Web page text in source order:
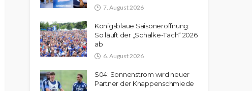
7. August 2026
Königsblaue Saisoneröffnung:
So läuft der „Schalke-Tach“ 2026
ab
6. August 2026
S04: Sonnenstrom wird neuer
Partner der Knappenschmiede